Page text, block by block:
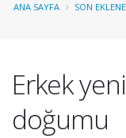
ANA SAYFA SON
Erkek
doğumu